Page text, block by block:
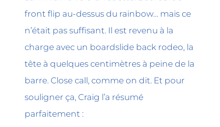
front flip au-dessus du rainbow… mais ce
n’était pas suffisant. Il est revenu à la
charge avec un boardslide back rodeo, la
tête à quelques centimètres à peine de la
barre. Close call, comme on dit. Et pour
souligner ça, Craig l’a résumé
parfaitement :